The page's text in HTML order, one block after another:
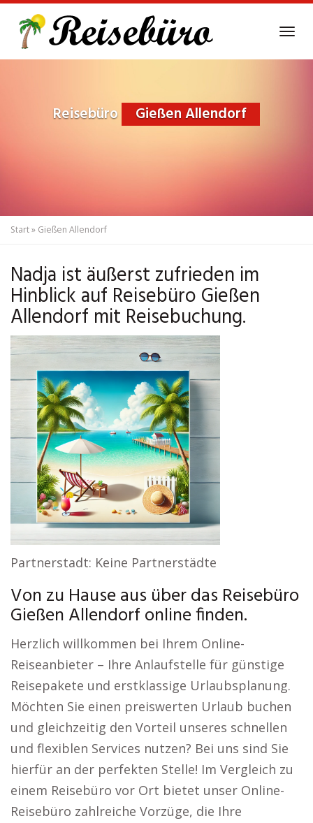
main
Reisebüro Gießen Allendorf
Start» Gießen Allendorf
Nadja ist äußerst zufrieden im
Hinblick auf Reisebüro Gießen
Allendorf mit Reisebuchung.
Partnerstadt: Keine Partnerstädte
Von zu Hause aus über das Reisebüro
Gießen Allendorf online finden.
Herzlich willkommen bei Ihrem Online-
Reiseanbieter – Ihre Anlaufstelle für günstige
Reisepakete und erstklassige Urlaubsplanung.
Möchten Sie einen preiswerten Urlaub buchen
und gleichzeitig den Vorteil unseres schnellen
und flexiblen Services nutzen? Bei uns sind Sie
hierfür an der perfekten Stelle! Im Vergleich zu
einem Reisebüro vor Ort bietet unser Online-
Reisebüro zahlreiche Vorzüge, die Ihre